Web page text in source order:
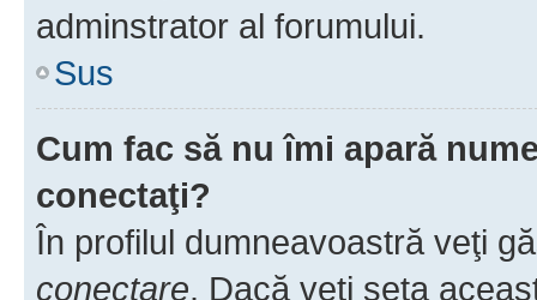
adminstrator al forumului.
Sus
Cum fac să nu îmi apară
conectaţi?
În profilul dumneavoastră veţi
conectare. Dacă veţi seta